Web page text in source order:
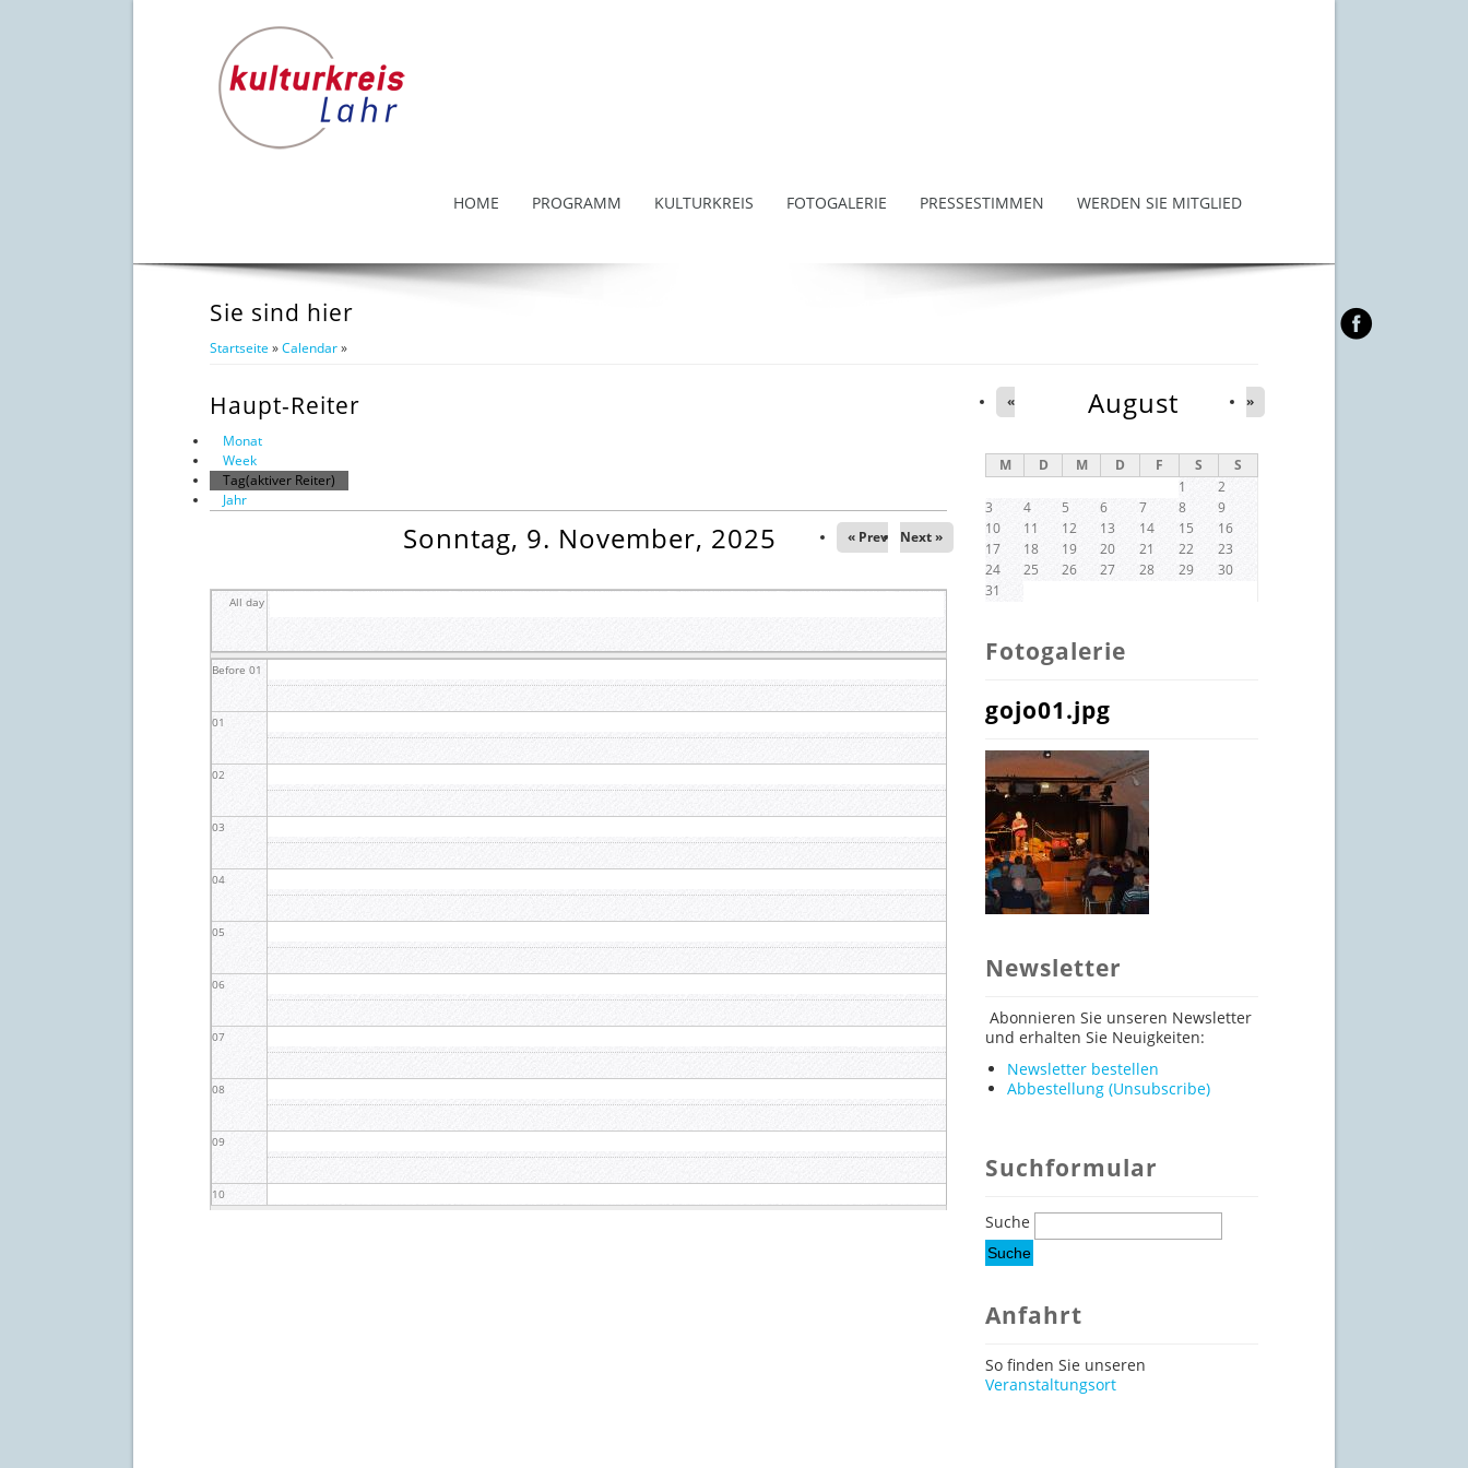
HOME PROGRAMM KULTURKREIS FOTOGALERIE PRESSESTIMMEN WERDEN SIE MITGLIED
Sie sind hier
Startseite »Calendar»
Haupt-Reiter
Monat
Week
Tag(aktiver Reiter)
Jahr
Sonntag, 9. November, 2025 « Prev Next »
All day
Before 01
01
02
03
04
05
06
07
08
09
10
August
« »
M D M D F S
S
1
2
3
4 5 6 7 8
9
10
11 12 13 14 15
16
17
18 19 20 21 22
23
24
25 26 27 28 29
30
31
Fotogalerie
gojo01.jpg
Newsletter
Abonnieren Sie unseren Newsletter
und erhalten Sie Neuigkeiten:
Newsletter bestellen
Abbestellung (Unsubscribe)
Suchformular
Suche
Anfahrt
So finden Sie unseren
Veranstaltungsort